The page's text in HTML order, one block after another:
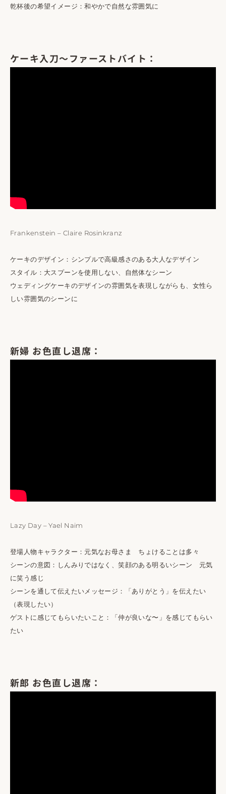
乾杯後の希望イメージ：和やかで自然な雰囲気に
ケーキ入刀〜ファーストバイト：
Frankenstein – Claire Rosinkranz
ケーキのデザイン：シンプルで高級感さのある大人なデザイン
スタイル：大スプーンを使用しない、自然体なシーン
ウェディングケーキのデザインの雰囲気を表現しながらも、女性ら
しい雰囲気のシーンに
新婦 お色直し退席：
Lazy Day – Yael Naim
登場人物キャラクター：元気なお母さま ちょけることは多々
シーンの意図：しんみりではなく、笑顔のある明るいシーン 元気
に笑う感じ
シーンを通して伝えたいメッセージ：「ありがとう」を伝えたい
（表現したい）
ゲストに感じてもらいたいこと：「仲が良いな〜」を感じてもらい
たい
新郎 お色直し退席：